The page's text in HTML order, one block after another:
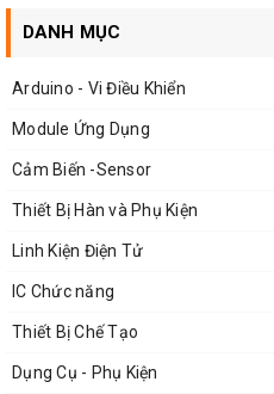
nối)
Thông số kỹ thuật
IC chính: LED RGB WS2812
Cỡ LED: SMD 5050
Điện áp hoạt động: 4 ~ 7VDC
Số màu hiển thị: 16.777.216 màu
Độ sáng: 256 mức
DANH MỤC
Arduino - Vi Điều Khiển
Module Ứng Dụng
Cảm Biến -Sensor
Thiết Bị Hàn và Phụ Kiện
Linh Kiện Điện Tử
IC Chức năng
Thiết Bị Chế Tạo
Dụng Cụ - Phụ Kiện